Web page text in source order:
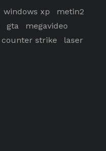
windows xp
metin2
gta
megavideo
counter strike laser